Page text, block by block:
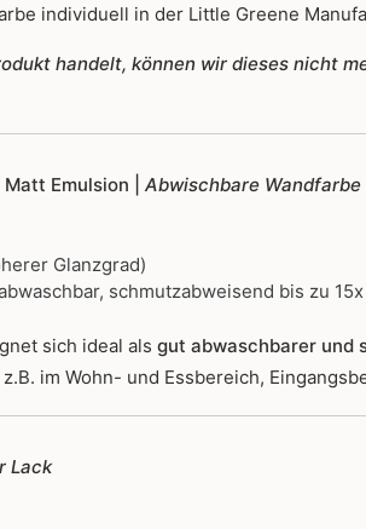
individuell in der Little Greene
handelt, können wir dieses nicht
Emulsion | Abwischbare Wandfarbe
Glanzgrad)
schmutzabweisend bis zu
sich ideal als gut abwaschbarer und
im Wohn- und Essbereich,
Lack